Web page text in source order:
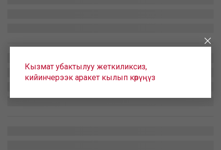
Кызмат убактылуу жеткиликсиз,
кийинчерээк аракет кылып көрүңүз